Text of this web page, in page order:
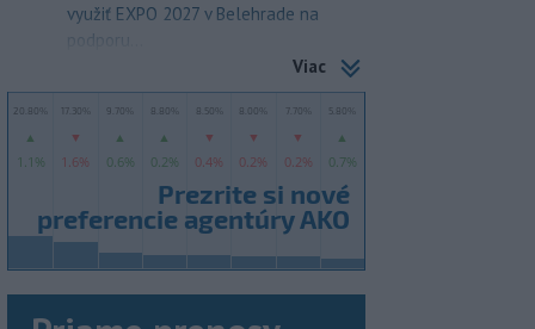
využiť EXPO 2027 v Belehrade na
podporu...
Viac